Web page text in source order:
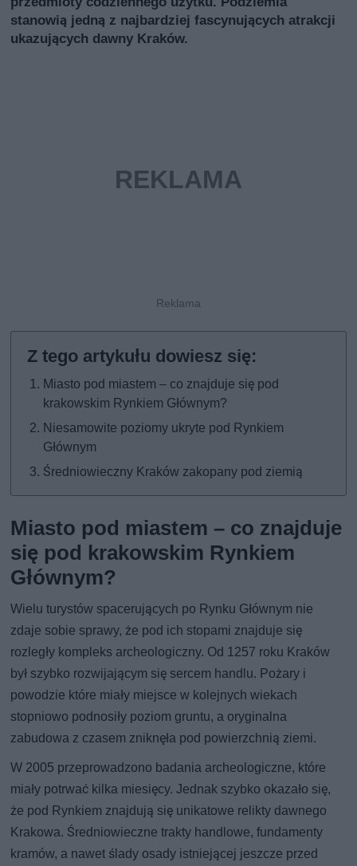
stanowią jedną z najbardziej fascynujących atrakcji
ukazujących dawny Kraków.
Miasto pod miastem – co znajduje się pod
krakowskim Rynkiem Głównym?
Niesamowite poziomy ukryte pod Rynkiem
Głównym
Średniowieczny Kraków zakopany pod ziemią
Miasto pod miastem – co znajduje
się pod krakowskim Rynkiem
Głównym?
Wielu turystów spacerujących po Rynku Głównym nie
zdaje sobie sprawy, że pod ich stopami znajduje się
rozległy kompleks archeologiczny. Od 1257 roku Kraków
był szybko rozwijającym się sercem handlu. Pożary i
powodzie które miały miejsce w kolejnych wiekach
stopniowo podnosiły poziom gruntu, a oryginalna
zabudowa z czasem zniknęła pod powierzchnią ziemi.
W 2005 przeprowadzono badania archeologiczne, które
miały potrwać kilka miesięcy. Jednak szybko okazało się,
że pod Rynkiem znajdują się unikatowe relikty dawnego
Krakowa. Średniowieczne trakty handlowe, fundamenty
kramów, a nawet ślady osady istniejącej jeszcze przed